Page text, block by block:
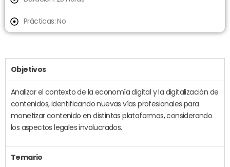
Prácticas: No
Objetivos
Analizar el contexto de la economía digital y la digitalización de
contenidos, identificando nuevas vías profesionales para
monetizar contenido en distintas plataformas, considerando
los aspectos legales involucrados.
Temario